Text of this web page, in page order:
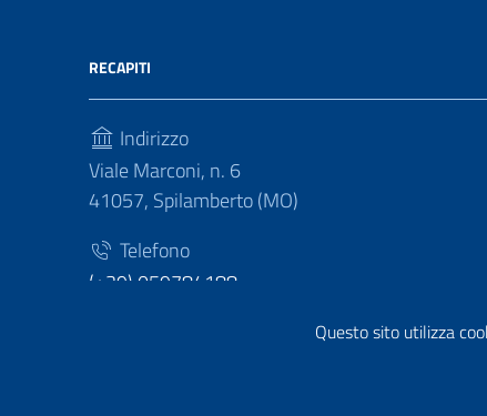
Questo sito utilizza
RECAPITI
Indirizzo
Viale Marconi, n. 6
41057, Spilamberto (MO)
Telefono
(+39) 059784188